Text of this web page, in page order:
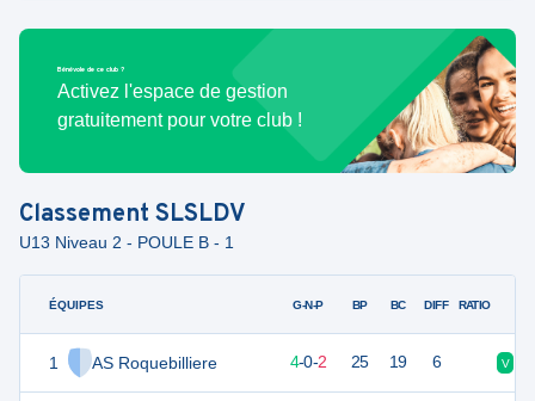
Bénévole de ce club ?
Activez l'espace de gestion
gratuitement pour votre club !
Classement SLSLDV
U13 Niveau 2 - POULE B - 1
ÉQUIPES
1 AS Roquebilliere
G-N-P BP BC DIFF RATIO
12 4-0-2 25 19 6 V